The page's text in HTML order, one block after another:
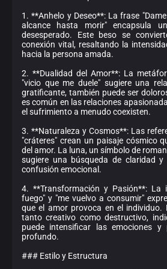
1. **Anhelo y Deseo**: La frase
alcance hasta morir" encapsula
desesperado. Este beso se
conexión vital, resaltando la
hacia la persona amada.
2. **Dualidad del Amor**: La
"vicio que me duele" sugiere una
gratificante, también puede ser
es común en las relaciones
el sufrimiento a menudo coexisten.
3. **Naturaleza y Cosmos**: Las
"cráteres" crean un paisaje cósmico
del amor. La luna, un símbolo de
sugiere una búsqueda de claridad
confusión emocional.
4. **Transformación y Pasión**: La
fuego" y "me vuelvo a consumir"
que el amor provoca en el individuo.
tanto creativo como destructivo,
puede intensificar las emociones
profundo.
### Estilo y Estructura